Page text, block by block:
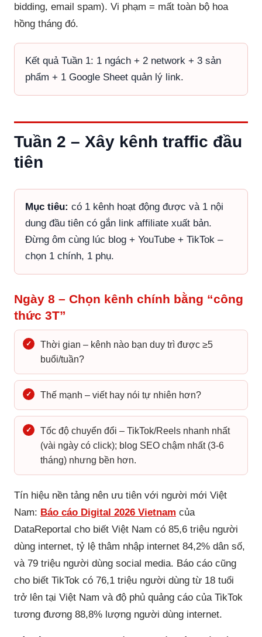
bidding, email spam). Vi phạm = mất toàn bộ hoa
hồng tháng đó.
Kết quả Tuần 1: 1 ngách + 2 network + 3 sản
phẩm + 1 Google Sheet quản lý link.
Tuần 2 – Xây kênh traffic đầu
tiên
Mục tiêu: có 1 kênh hoạt động được và 1 nội
dung đầu tiên có gắn link affiliate xuất bản.
Đừng ôm cùng lúc blog + YouTube + TikTok –
chọn 1 chính, 1 phụ.
Ngày 8 – Chọn kênh chính bằng “công
thức 3T”
✓
Thời gian – kênh nào bạn duy trì được ≥5
buổi/tuần?
✓ Thế mạnh – viết hay nói tự nhiên hơn?
✓
Tốc độ chuyển đổi – TikTok/Reels nhanh nhất
(vài ngày có click); blog SEO chậm nhất (3-6
tháng) nhưng bền hơn.
Tín hiệu nền tảng nên ưu tiên với người mới Việt
Nam: Báo cáo Digital 2026 Vietnam của
DataReportal cho biết Việt Nam có 85,6 triệu người
dùng internet, tỷ lệ thâm nhập internet 84,2% dân số,
và 79 triệu người dùng social media. Báo cáo cũng
cho biết TikTok có 76,1 triệu người dùng từ 18 tuổi
trở lên tại Việt Nam và độ phủ quảng cáo của TikTok
tương đương 88,8% lượng người dùng internet.